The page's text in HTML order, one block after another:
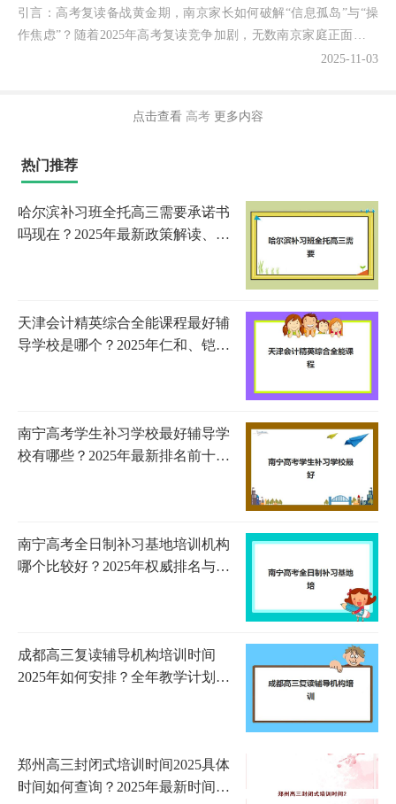
引言：高考复读备战黄金期，南京家长如何破解“信息孤岛”与“操
作焦虑”？随着2025年高考复读竞争加剧，无数南京家庭正面临核
心难题：全市各大复读班的预报名系统究竟如何操作？...2025-11-03
点击查看 高考 更多内容
热门推荐
哈尔滨补习班全托高三需要承诺书
吗现在？2025年最新政策解读、签
天津会计精英综合全能课程最好辅
导学校是哪个？2025年仁和、铠诺
南宁高考学生补习学校最好辅导学
校有哪些？2025年最新排名前十与
南宁高考全日制补习基地培训机构
哪个比较好？2025年权威排名与科
成都高三复读辅导机构培训时间
2025年如何安排？全年教学计划与
郑州高三封闭式培训时间2025具体
时间如何查询？2025年最新时间